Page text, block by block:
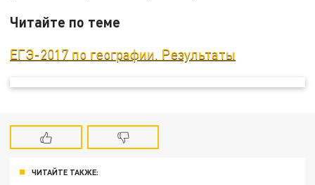
Читайте по теме
ЕГЭ-2017 по географии. Результаты
ЧИТАЙТЕ ТАКЖЕ: